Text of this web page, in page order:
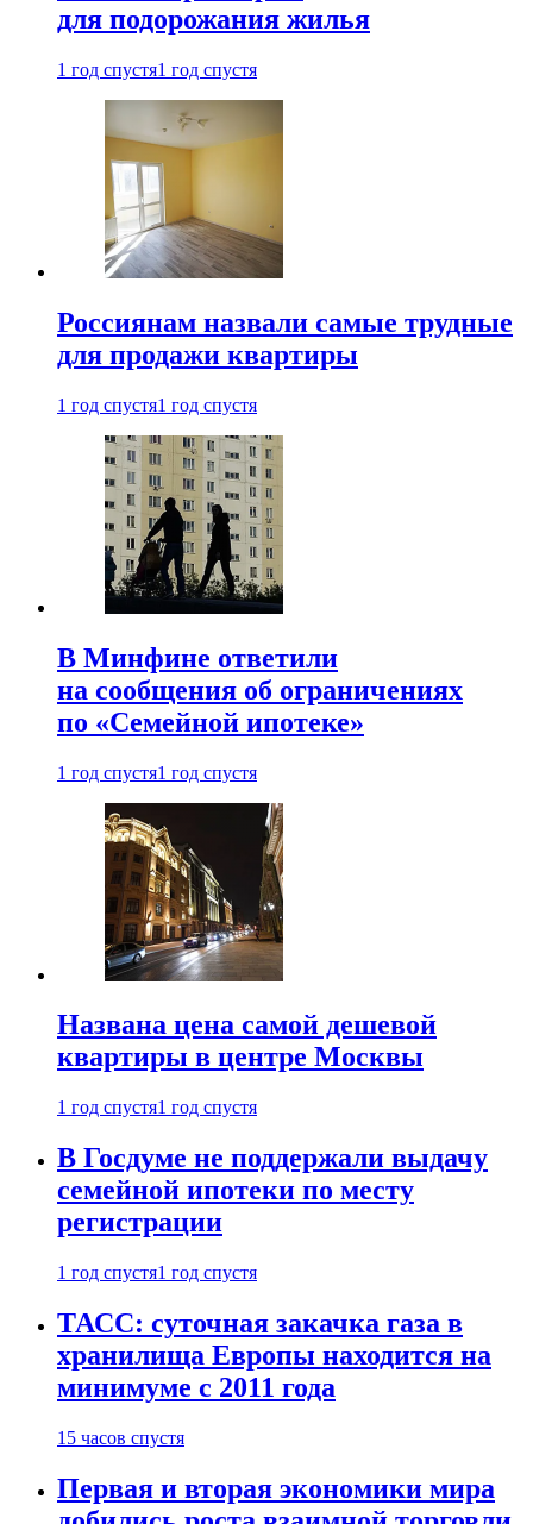
для подорожания жилья
1 год спустя1 год спустя
Россиянам назвали самые трудные
для продажи квартиры
1 год спустя1 год спустя
В Минфине ответили
на сообщения об ограничениях
по «Семейной ипотеке»
1 год спустя1 год спустя
Названа цена самой дешевой
квартиры в центре Москвы
1 год спустя1 год спустя
В Госдуме не поддержали выдачу
семейной ипотеки по месту
регистрации
1 год спустя1 год спустя
ТАСС: суточная закачка газа в
хранилища Европы находится на
минимуме с 2011 года
15 часов спустя
Первая и вторая экономики мира